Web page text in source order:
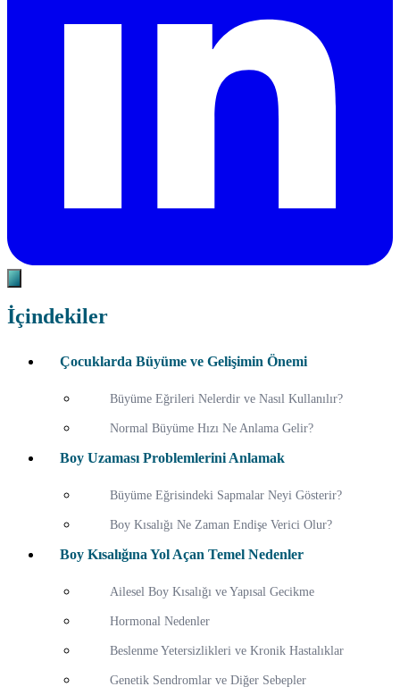
İçindekiler
Çocuklarda Büyüme ve Gelişimin Önemi
Büyüme Eğrileri Nelerdir ve Nasıl Kullanılır?
Normal Büyüme Hızı Ne Anlama Gelir?
Boy Uzaması Problemlerini Anlamak
Büyüme Eğrisindeki Sapmalar Neyi Gösterir?
Boy Kısalığı Ne Zaman Endişe Verici Olur?
Boy Kısalığına Yol Açan Temel Nedenler
Ailesel Boy Kısalığı ve Yapısal Gecikme
Hormonal Nedenler
Beslenme Yetersizlikleri ve Kronik Hastalıklar
Genetik Sendromlar ve Diğer Sebepler